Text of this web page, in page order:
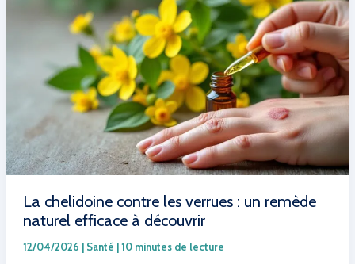
finance
sites
diffusant
de
la
désinformation
La chelidoine contre les verrues : un remède
naturel efficace à découvrir
12/04/2026 | Santé |10 minutes de lecture